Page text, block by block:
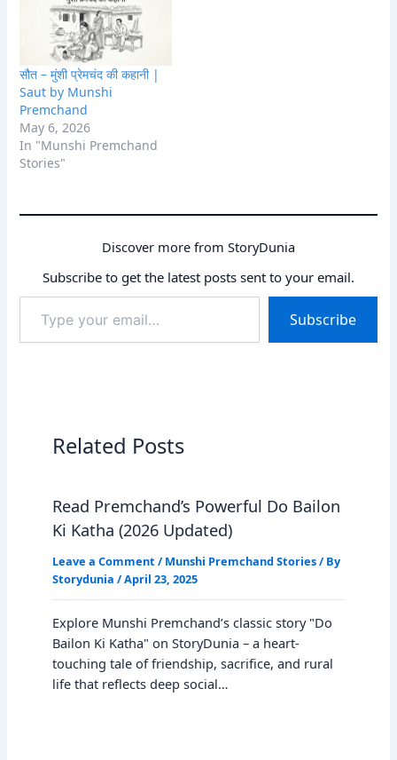
सौत – मुंशी प्रेमचंद की कहानी |
Saut by Munshi
Premchand
May 6, 2026
In "Munshi Premchand
Stories"
Discover more from StoryDunia
Subscribe to get the latest posts sent to your email.
your
email…
Subscribe
Related Posts
Read Premchand’s Powerful Do Bailon
Ki Katha (2026 Updated)
Leave a Comment / Munshi Premchand Stories/ By
Storydunia /April 23, 2025
Explore Munshi Premchand’s classic story "Do
Bailon Ki Katha" on StoryDunia – a heart-
touching tale of friendship, sacrifice, and rural
life that reflects deep social…